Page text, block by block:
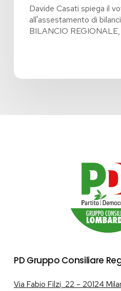
Davide Casati spiega il
all'assestamento di
BILANCIO
PD Gruppo Consiliare
Via Fabio Filzi, 22 – 20124